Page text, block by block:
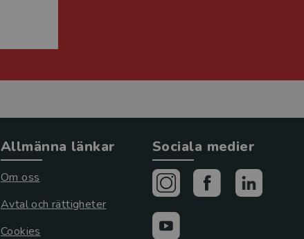
Allmänna länkar
Om oss
Avtal och rättigheter
Cookies
Sociala medier